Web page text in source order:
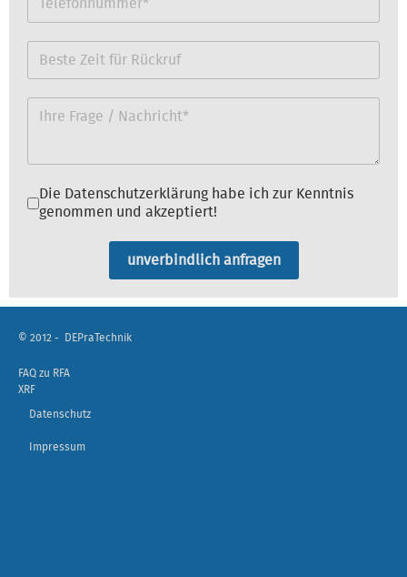
Datenschutz*
Die Datenschutzerklärung habe ich zur Kenntnis
genommen und akzeptiert!
unverbindlich anfragen
© 2012 - DEPraTechnik
FAQ zu RFA
XRF
Datenschutz
Impressum